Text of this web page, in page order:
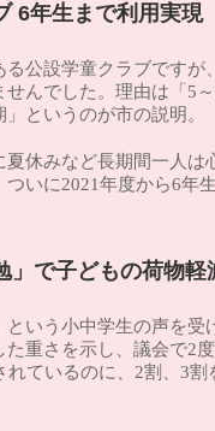
6年生まで利用実現
る公設学童クラブですが
せんでした。理由は「5
というのが市の説明。
夏休みなど長期間一人は
いに2021年度から6年
」で子どもの荷物軽
という小中学生の声を受
た重さを示し、議会で2
れているのに、2割、3割